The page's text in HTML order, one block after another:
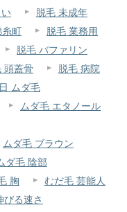
脱毛 未成年
糸町
脱毛 業務用
脱毛 バファリン
頭蓋骨
脱毛 病院
ムダ毛
ムダ毛 エタノール
ムダ毛 ブラウン
ダ毛 陰部
胸
むだ毛 芸能人
びる速さ